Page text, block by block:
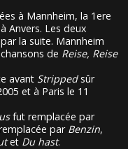
à Mannheim, la 1ere
Anvers. Les deux
la suite. Mannheim
de Reise, Reise
avant Strippedsûr
et à Paris le 11
fut remplacée par
par Benzin,
et Du hast.